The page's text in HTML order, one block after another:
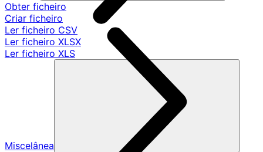
Obter ficheiro
Criar ficheiro
Ler ficheiro CSV
Ler ficheiro XLSX
Ler ficheiro XLS
Miscelânea